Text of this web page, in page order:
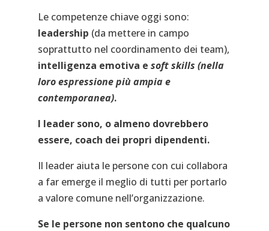
Le competenze chiave oggi sono:
leadership (da mettere in campo
soprattutto nel coordinamento dei team),
intelligenza emotiva e soft skills (nella
loro espressione più ampia e
contemporanea).
I leader sono, o almeno dovrebbero
essere, coach dei propri dipendenti.
Il leader aiuta le persone con cui collabora
a far emerge il meglio di tutti per portarlo
a valore comune nell’organizzazione.
Se le persone non sentono che qualcuno